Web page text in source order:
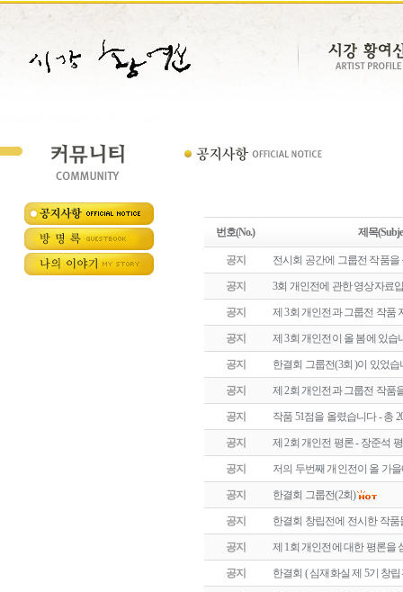
번호(No.) 제목
공지 전시회 공간에 그룹전 작품을
공지 3회 개인전에 관한 영상자료
공지 제 3회 개인전과 그룹전 작품
공지 제 3회 개인전이 올 봄에 있습
공지 한결회 그룹전(3회 )이 있었습
공지 제 2회 개인전과 그룹전 작품
공지 작품 51점을 올렸습니다 - 총
공지 제 2회 개인전 평론 - 장준석
공지 저의 두번째 개인전이 올 가
공지 한결회 그룹전(2회)
공지 한결회 창립전에 전시한 작
공지 제 1회 개인전에 대한 평론을
공지 한결회 ( 심재화실 제 5기 창